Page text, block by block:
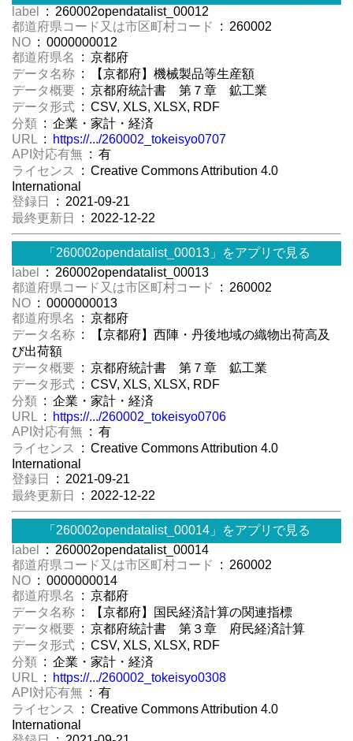
label
: 260002opendatalist_00012
都道府県コード又は市区町村コード
: 260002
NO : 0000000012
都道府県名
: 京都府
データ名称 : 【京都府】機械製品等生産額
データ概要 : 京都府統計書 第７章 鉱工業
データ形式 : CSV, XLS, XLSX, RDF
分類 : 企業・家計・経済
URL :
https://.../260002_tokeisyo0707
API対応有無 : 有
ライセンス
: Creative Commons Attribution 4.0
International
登録日
: 2021-09-21
最終更新日
: 2022-12-22
「260002opendatalist_00013」をアプリで見る
label
: 260002opendatalist_00013
都道府県コード又は市区町村コード
: 260002
NO : 0000000013
都道府県名
: 京都府
データ名称 : 【京都府】西陣・丹後地域の織物出荷高及
び出荷額
データ概要 : 京都府統計書 第７章 鉱工業
データ形式 : CSV, XLS, XLSX, RDF
分類 : 企業・家計・経済
URL :
https://.../260002_tokeisyo0706
API対応有無 : 有
ライセンス
: Creative Commons Attribution 4.0
International
登録日
: 2021-09-21
最終更新日
: 2022-12-22
「260002opendatalist_00014」をアプリで見る
label
: 260002opendatalist_00014
都道府県コード又は市区町村コード
: 260002
NO : 0000000014
都道府県名
: 京都府
データ名称 : 【京都府】国民経済計算の関連指標
データ概要 : 京都府統計書 第３章 府民経済計算
データ形式 : CSV, XLS, XLSX, RDF
分類 : 企業・家計・経済
URL :
https://.../260002_tokeisyo0308
API対応有無 : 有
ライセンス
: Creative Commons Attribution 4.0
International